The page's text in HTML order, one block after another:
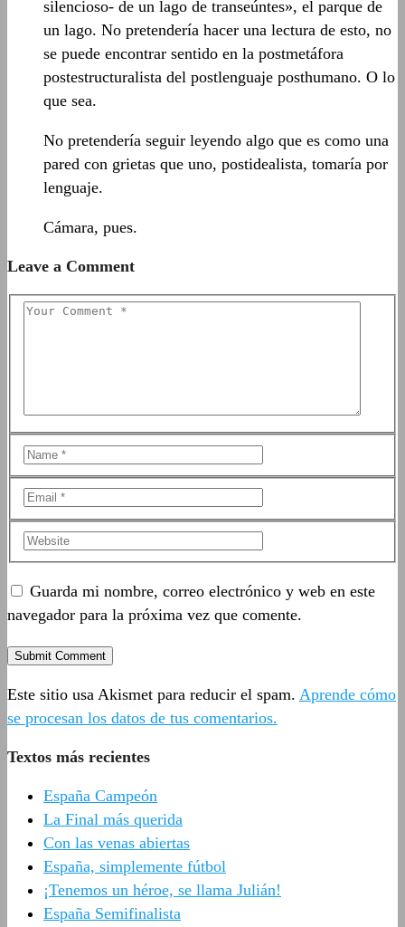
silencioso- de un lago de transeúntes», el parque de
un lago. No pretendería hacer una lectura de esto, no
se puede encontrar sentido en la postmetáfora
postestructuralista del postlenguaje posthumano. O lo
que sea.
No pretendería seguir leyendo algo que es como una
pared con grietas que uno, postidealista, tomaría por
lenguaje.
Cámara, pues.
Leave a Comment
Guarda mi nombre, correo electrónico y web en este
navegador para la próxima vez que comente.
Este sitio usa Akismet para reducir el spam. Aprende cómo
se procesan los datos de tus comentarios.
Textos más recientes
España Campeón
La Final más querida
Con las venas abiertas
España, simplemente fútbol
¡Tenemos un héroe, se llama Julián!
España Semifinalista